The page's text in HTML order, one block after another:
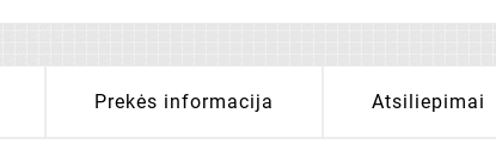
Prekės informacija Atsiliepimai